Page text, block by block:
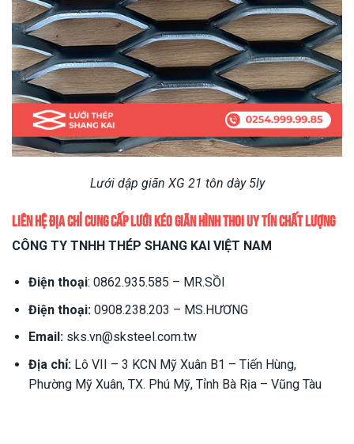
Lưới dập giãn XG 21 tôn dày 5ly
Liên hệ địa chỉ cung cấplưới kéo giãn hình thoiuy tín chất lượng
CÔNG TY TNHH THÉP SHANG KAI VIỆT NAM
Điện thoại: 0862.935.585 – MR.SỒI
Điện thoại:0908.238.203 – MS.HƯƠNG
Email: sks.vn@sksteel.com.tw
Địa chỉ:Lô VII – 3 KCN Mỹ Xuân B1 – Tiến Hùng,
Phường Mỹ Xuân, TX. Phú Mỹ, Tỉnh Bà Rịa – Vũng Tàu